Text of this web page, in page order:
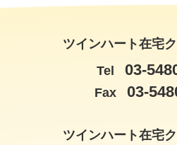
ツインハート在宅
Tel
03-
Fax 03-
ツインハート在宅